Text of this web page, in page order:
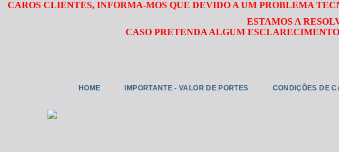
CAROS CLIENTES, INFORMA-MOS QUE DEVIDO A UM PROBLEMA
ESTAMOS A
CASO PRETENDA ALGUM
HOME IMPORTANTE - VALOR DE PORTES CONDIÇÕES DE